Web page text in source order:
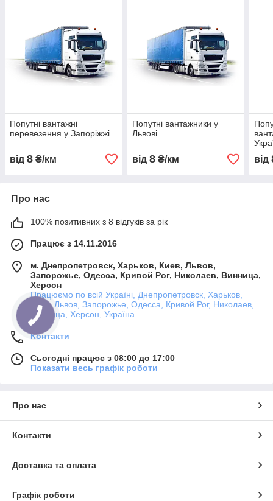
Попутні вантажні
перевезення у Запоріжжі
від 8 ₴/км
Попутні вантажники у
Львові
від 8₴/км від
Про нас
100% позитивних з 8 відгуків за рік
Працює з 14.11.2016
м. Днепропетровск, Харьков, Киев, Львов,
Запорожье, Одесса, Кривой Рог, Николаев, Винница,
Херсон
Працюємо по всій Україні, Днепропетровск, Харьков,
Киев, Львов, Запорожье, Одесса, Кривой Рог, Николаев,
Винница, Херсон, Україна
Контакти
Сьогодні працює з 08:00 до 17:00
Показати весь графік роботи
Про нас
Контакти
Доставка та оплата
Графік роботи